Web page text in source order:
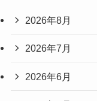
2026年8月
2026年7月
2026年6月